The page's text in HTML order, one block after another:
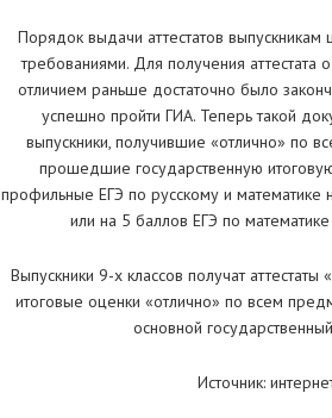
Порядок выдачи аттестатов
требованиями. Для получения аттестата
отличием раньше достаточно было
успешно пройти ГИА. Теперь такой
выпускники, получившие «отлично» по
прошедшие государственную
профильные ЕГЭ по русскому и
или на 5 баллов ЕГЭ по
Выпускники 9-х классов получат аттестаты
итоговые оценки «отлично» по всем
основной
Источник: